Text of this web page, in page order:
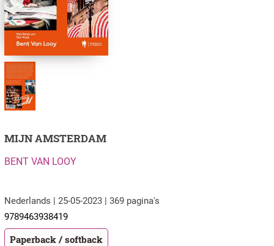
MIJN AMSTERDAM
BENT VAN LOOY
Nederlands | 25-05-2023 | 369 pagina's
9789463938419
Paperback / softback